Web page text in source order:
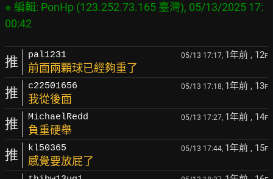
※ 編輯: PonHp (123.252.73.165 臺灣), 05/13/2025 17:
推 pal1231 05/13 17:17, 1年前 , 12F
前面兩顆球已經夠重了
推 c22501656 05/13 17:18, 1年前 , 13F
我從後面
推 MichaelRedd 05/13 17:27, 1年前 , 14F
負重硬舉
推 kl50365 05/13 17:44, 1年前 , 15F
感覺要放屁了